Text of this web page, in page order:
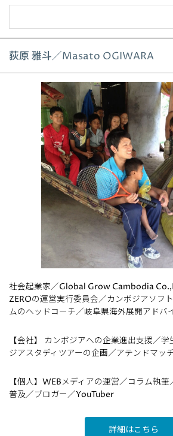
荻原 雅斗／Masato OGIWARA
社会起業家／Global Grow Cambodia
ZEROの運営実行委員会／カンボジアソフ
ムのヘッドコーチ／岐阜県海外展開アドバ
【会社】 カンボジアへの企業進出支援／
ジアスタディツアーの企画／アテンドマッ
【個人】WEBメディアの運営／コラム執
普及／ブロガー／YouTuber
詳細はこちら